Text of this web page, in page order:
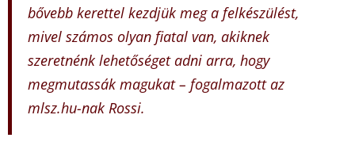
bővebb kerettel kezdjük meg a felkészülést,
mivel számos olyan fiatal van, akiknek
szeretnénk lehetőséget adni arra, hogy
megmutassák magukat – fogalmazott az
mlsz.hu-nak Rossi.